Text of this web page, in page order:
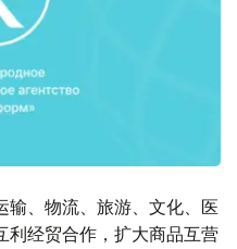
输、物流、旅游、文化、医
利经贸合作，扩大商品互营